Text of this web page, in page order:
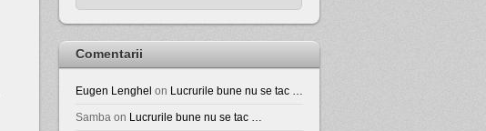
Comentarii
Eugen Lenghel on Lucrurile bune nu se tac …
Samba on Lucrurile bune nu se tac …